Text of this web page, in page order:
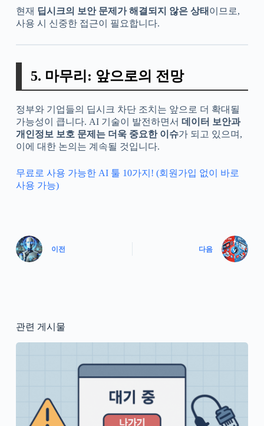
현재 딥시크의 보안 문제가 해결되지 않은 상태 이므로,
사용 시 신중한 접근이 필요합니다.
5. 마무리: 앞으로의 전망
정부와 기업들의 딥시크 차단 조치는 앞으로 더 확대될
가능성이 큽니다. AI 기술이 발전하면서 데이터 보안과
개인정보 보호 문제는 더욱 중요한 이슈가 되고 있으며,
이에 대한 논의는 계속될 것입니다.
무료로 사용 가능한 AI 툴 10가지! (회원가입 없이 바로
사용 가능)
이전 다음
관련 게시물